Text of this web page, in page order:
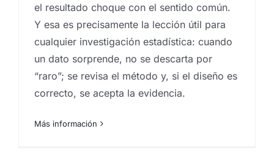
el resultado choque con el sentido común.
Y esa es precisamente la lección útil para
cualquier investigación estadística: cuando
un dato sorprende, no se descarta por
“raro”; se revisa el método y, si el diseño es
correcto, se acepta la evidencia.
Más información